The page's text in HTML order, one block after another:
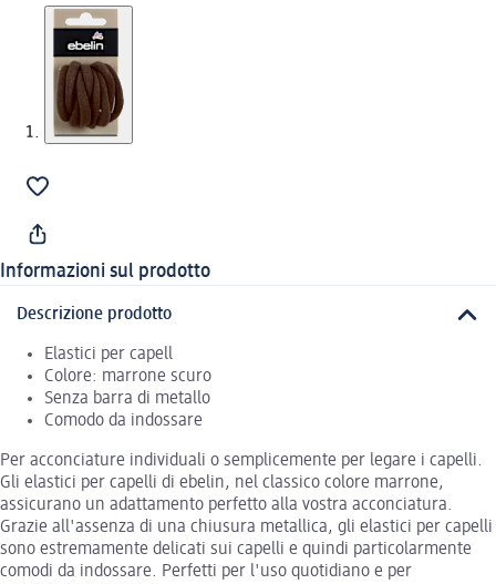
Informazioni sul prodotto
Descrizione prodotto
Elastici per capell
Colore: marrone scuro
Senza barra di metallo
Comodo da indossare
Per acconciature individuali o semplicemente per legare i capelli.
Gli elastici per capelli di ebelin, nel classico colore marrone,
assicurano un adattamento perfetto alla vostra acconciatura.
Grazie all'assenza di una chiusura metallica, gli elastici per capelli
sono estremamente delicati sui capelli e quindi particolarmente
comodi da indossare. Perfetti per l'uso quotidiano e per